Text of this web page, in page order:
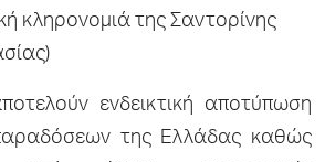
κληρονομιά της Σαντορίνης
ενδεικτική αποτύπωση
της Ελλάδας καθώς